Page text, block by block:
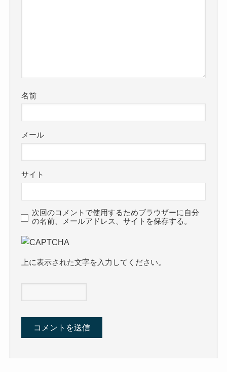
名前
メール
サイト
次回のコメントで使用するためブラウザーに自分
の名前、メールアドレス、サイトを保存する。
上に表示された文字を入力してください。